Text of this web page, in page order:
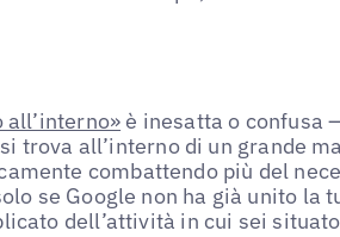
all’interno» è inesatta o confusa
trova all’interno di un grande
combattendo più del
se Google non ha già unito la
dell’attività in cui sei